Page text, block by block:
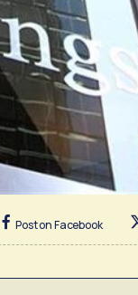
Post on Facebook